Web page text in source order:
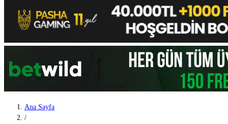
Ana Sayfa
/